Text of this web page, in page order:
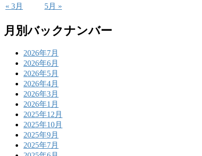
« 3月 5月 »
月別バックナンバー
2026年7月
2026年6月
2026年5月
2026年4月
2026年3月
2026年1月
2025年12月
2025年10月
2025年9月
2025年7月